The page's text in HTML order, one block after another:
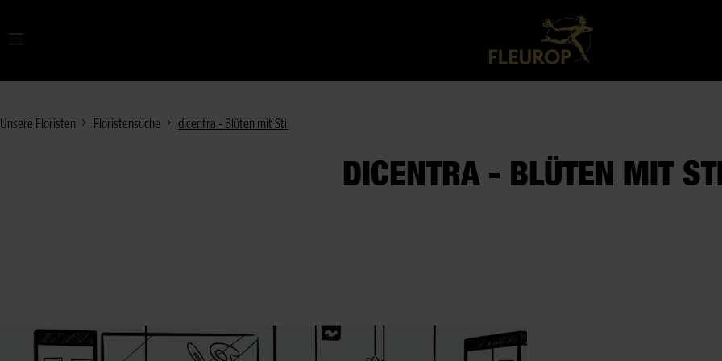
Unsere Floristen Floristensuche dicentra - Blüten mit Stil
DICENTRA - BLÜTEN MIT